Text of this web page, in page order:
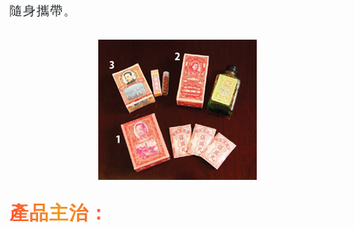
隨身攜帶。
產品主治：